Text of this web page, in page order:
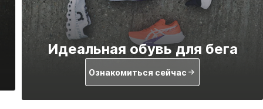
Идеальная обувь для бега
Ознакомиться сейчас